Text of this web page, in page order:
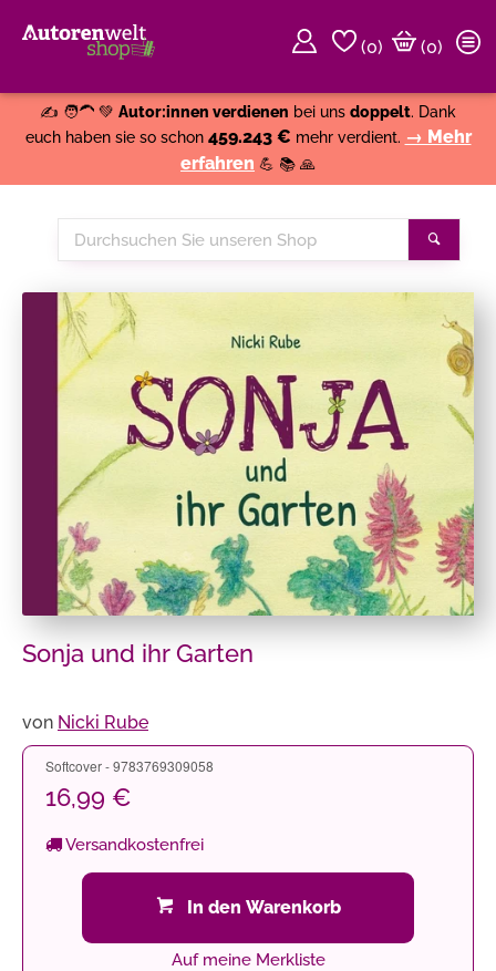
(0)
(0)
✍️ 🧑‍🦱 💚 Autor:innen verdienen bei uns doppelt. Dank
euch haben sie so schon 459.243 € mehr verdient. → Mehr
erfahren 💪 📚 🙏
Durchsuchen
Sie
Shop
Sonja und ihr Garten
von Nicki Rube
Softcover - 9783769309058
16,99 €
Versandkostenfrei
In den Warenkorb
Auf meine Merkliste